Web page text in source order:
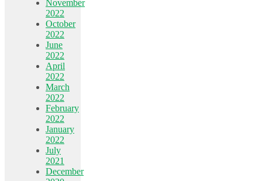
November
2022
October
2022
June
2022
April
2022
March
2022
February
2022
January
2022
July
2021
December